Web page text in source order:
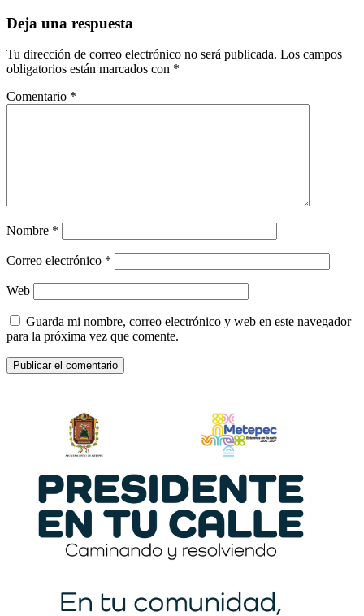
Deja una respuesta
Tu dirección de correo electrónico no será publicada. Los campos
obligatorios están marcados con *
Comentario *
Nombre *
Correo electrónico *
Web
Guarda mi nombre, correo electrónico y web en este navegador
para la próxima vez que comente.